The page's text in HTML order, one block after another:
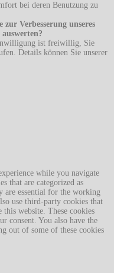
bei deren Benutzung zu
Verbesserung unseres
ist freiwillig, Sie
Details können Sie unserer
while you navigate
that are categorized as
are essential for the working
use third-party cookies that
this website. These cookies
consent. You also have the
out of some of these cookies